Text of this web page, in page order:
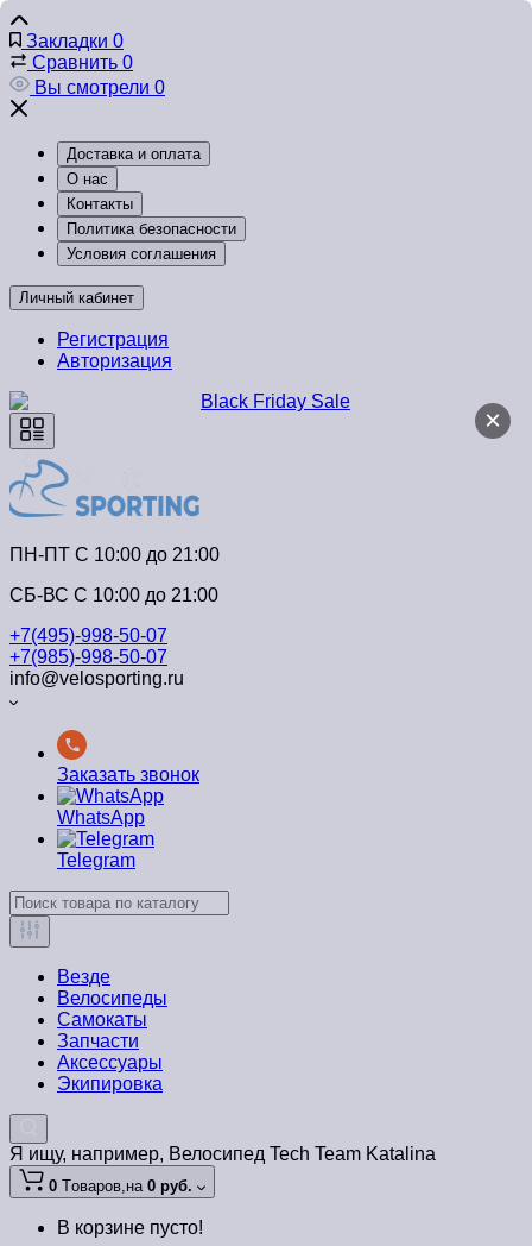
Закладки 0
Сравнить 0
Вы смотрели 0
Доставка и оплата
О нас
Контакты
Политика безопасности
Условия соглашения
Личный кабинет
Регистрация
Авторизация
×
ПН-ПТ C 10:00 до 21:00
СБ-ВС С 10:00 до 21:00
+7(495)-998-50-07
+7(985)-998-50-07
info@velosporting.ru
Заказать звонок
WhatsApp
Telegram
Везде
Велосипеды
Самокаты
Запчасти
Аксессуары
Экипировка
Я ищу, например, Велосипед Tech Team Katalina
0 Tоваров,на 0 руб.
В корзине пусто!